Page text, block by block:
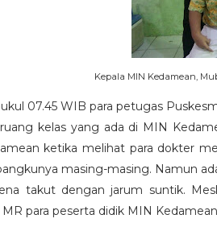
Kepala MIN Kedamean,
07.45 WIB para petugas
kelas yang ada di MIN
ketika melihat para dokter
masing-masing. Namun
takut dengan jarum suntik.
MR para peserta didik MIN